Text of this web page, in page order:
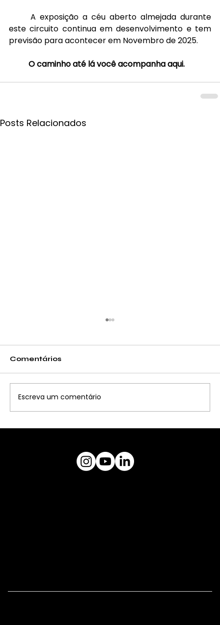
este circuito continua em desenvolvimento e tem
previsão para acontecer em Novembro de 2025.
	O caminho até lá você acompanha aqui.
Posts Relacionados
Comentários
Escreva um comentário